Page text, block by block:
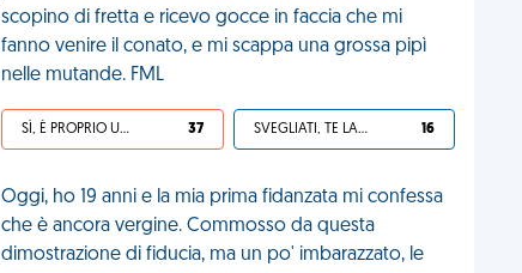
scopino di fretta e ricevo gocce in faccia che mi
fanno venire il conato, e mi scappa una grossa pipì
nelle mutande. FML
SÌ, È PROPRIO UNA VDM! 37 SVEGLIATI, TE LA SEI CERCATA! 16
Oggi, ho 19 anni e la mia prima fidanzata mi confessa
che è ancora vergine. Commosso da questa
dimostrazione di fiducia, ma un po' imbarazzato, le